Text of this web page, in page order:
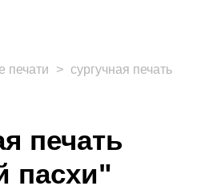
печати > сургучная печать
печать
пасхи"